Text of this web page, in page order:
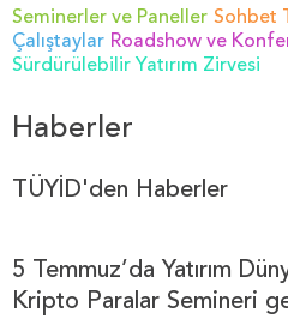
Seminerler ve Paneller Sohbet
Çalıştaylar Roadshow ve
Sürdürülebilir Yatırım Zirvesi
Haberler
TÜYİD'den Haberler
5 Temmuz’da Yatırım
Kripto Paralar Semineri